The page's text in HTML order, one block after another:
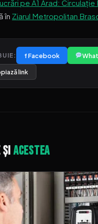
pe A1 Arad:
în Ziarul Metropolitan
f Facebook
link
acestea